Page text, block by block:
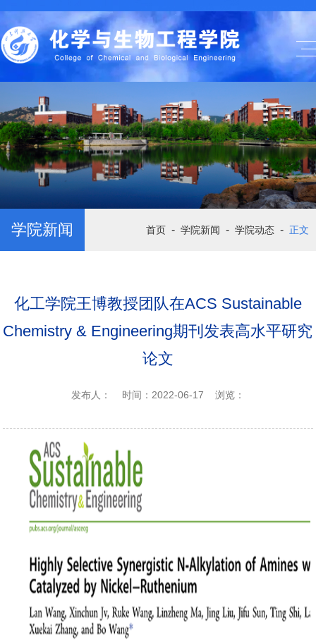
学院新闻 首页 - 学院新闻 - 学院动态 - 正文
化工学院王博教授团队在ACS Sustainable
Chemistry & Engineering期刊发表高水平研究
论文
发布人： 时间：2022-06-17 浏览：